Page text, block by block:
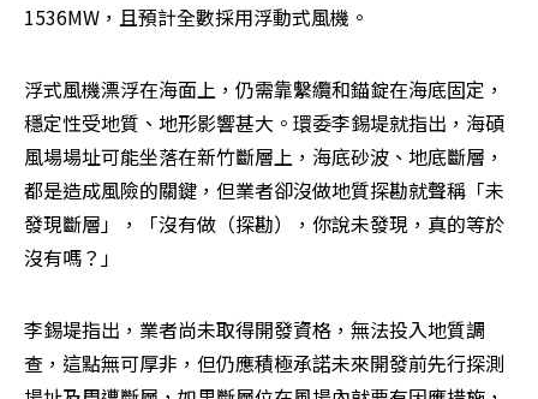
1536MW，且預計全數採用浮動式風機。
浮式風機漂浮在海面上，仍需靠繫纜和錨錠在海底固定，
穩定性受地質、地形影響甚大。環委李錫堤就指出，海碩
風場場址可能坐落在新竹斷層上，海底砂波、地底斷層，
都是造成風險的關鍵，但業者卻沒做地質探勘就聲稱「未
發現斷層」，「沒有做（探勘），你說未發現，真的等於
沒有嗎？」
李錫堤指出，業者尚未取得開發資格，無法投入地質調
查，這點無可厚非，但仍應積極承諾未來開發前先行探測